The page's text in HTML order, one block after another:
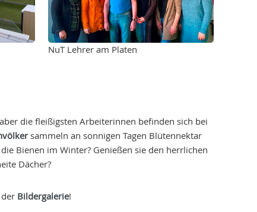
NuT Lehrer am Platen
die fleißigsten Arbeiterinnen befinden sich bei
sammeln an sonnigen Tagen Blütennektar
Bienen im Winter? Genießen sie den herrlichen
Dächer?
Bildergalerie!